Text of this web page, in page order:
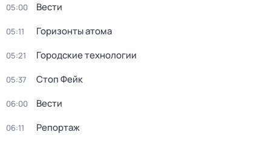
05:00 Вести
05:11 Горизонты атома
05:21 Городские технологии
05:37 Стоп Фейк
06:00 Вести
06:11 Репортаж